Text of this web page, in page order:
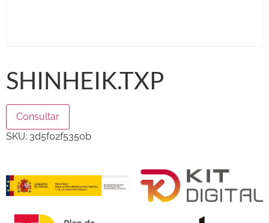
SHINHEIK.TXP
Consultar
SKU: 3d5f02f5350b